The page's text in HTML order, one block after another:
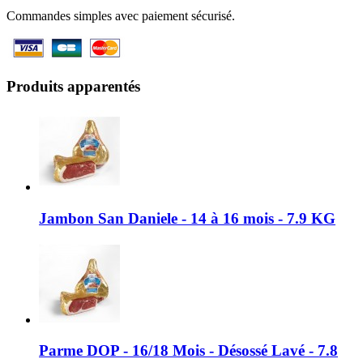
Commandes simples avec paiement sécurisé.
Produits apparentés
Jambon San Daniele - 14 à 16 mois - 7.9 KG
Parme DOP - 16/18 Mois - Désossé Lavé - 7.8